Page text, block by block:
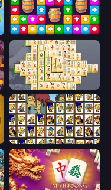
Tap Away Story
Mahjong Online
Tiles of the Simpsons